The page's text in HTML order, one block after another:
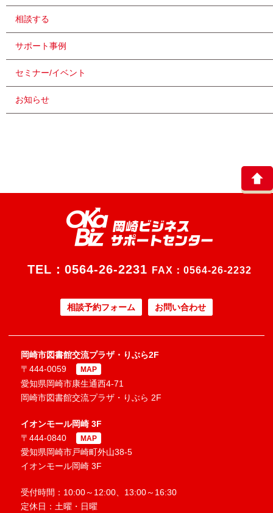
相談する
サポート事例
セミナー/イベント
お知らせ
TEL： 0564-26-2231 FAX：0564-26-2232
相談予約フォーム お問い合わせ
岡崎市図書館交流プラザ・りぶら2F
〒444-0059
MAP
愛知県岡崎市康生通西4-71
岡崎市図書館交流プラザ・りぶら 2F
イオンモール岡崎 3F
〒444-0840
MAP
愛知県岡崎市戸崎町外山38-5
イオンモール岡崎 3F
受付時間：10:00～12:00、13:00～16:30
定休日：土曜・日曜